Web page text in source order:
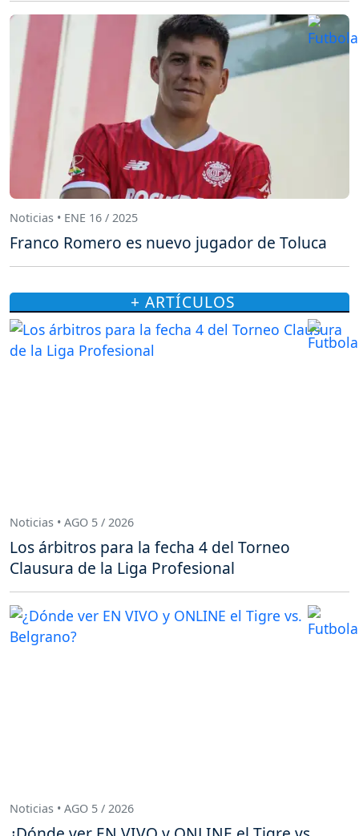
Noticias • ENE 16 / 2025
Franco Romero es nuevo jugador de Toluca
+ ARTÍCULOS
Noticias • AGO 5 / 2026
Los árbitros para la fecha 4 del Torneo
Clausura de la Liga Profesional
Noticias • AGO 5 / 2026